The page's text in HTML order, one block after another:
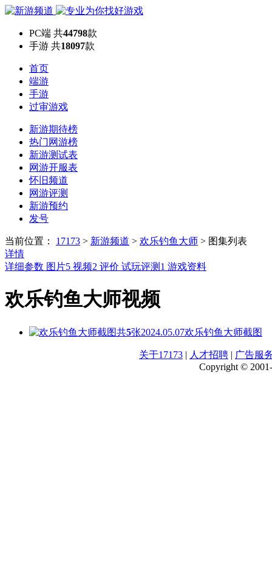
PC端 共44798款
手游 共18097款
首页
端游
手游
过审游戏
新游期待榜
热门网游榜
新游测试表
网游开服表
怀旧频道
网游评测
新游预约
发号
当前位置： 17173 > 新游频道 > 欢乐钓鱼大师 > 图集列表
详情
详细参数 图片5 视频2 评价 试玩评测 1 游戏资料
欢乐钓鱼大师视频
共5张2024.05.07欢乐钓鱼大师截图
关于17173 | 人才招聘 | 广告服
Copyright ©